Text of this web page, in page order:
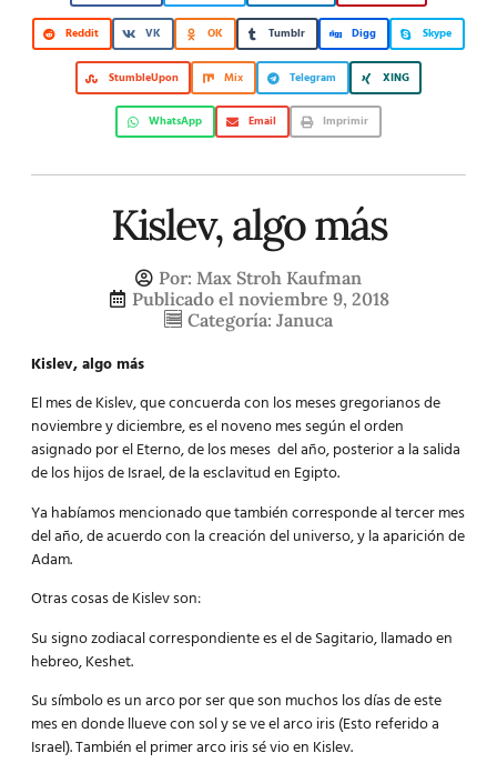
Reddit VK OK Tumblr Digg Skype
StumbleUpon Mix Telegram XING
WhatsApp Email Imprimir
Kislev, algo más
Por: Max Stroh Kaufman
Publicado el noviembre 9, 2018
Categoría: Januca
Kislev, algo más
El mes de Kislev, que concuerda con los meses gregorianos de
noviembre y diciembre, es elnoveno messegún el orden
asignado por el Eterno, de los meses del año, posterior a la salida
de los hijos de Israel, de la esclavitud en Egipto.
Ya habíamos mencionado que también corresponde al tercer mes
del año, de acuerdo con la creación del universo, y la aparición de
Adam.
Otras cosas de Kislev son:
Su signo zodiacal correspondiente es el de Sagitario, llamado en
hebreo, Keshet.
Su símbolo es un arco por ser que son muchos los días de este
mes en donde llueve con sol y se ve el arco iris (Esto referido a
Israel). También el primer arco iris sé vio en Kislev.